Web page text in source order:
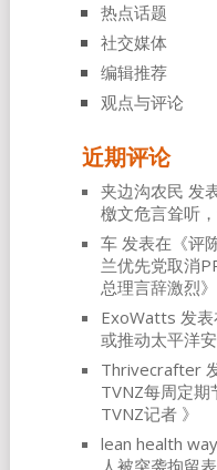
热点话题
社交媒体
编辑推荐
观点与评论
近期评论
夹边沟农民 发
檄文危言耸听
车发表在《评
兰优先党取消
总理言辞激烈》
ExoWatts 发
或推动太平洋
Thrivecrafter
TVNZ每周定
TVNZ记者 》
lean health way